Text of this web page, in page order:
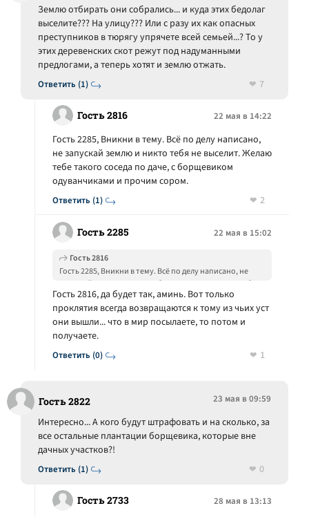
Ответить (1)
Землю отбирать они собрались... и куда этих бедолаг
выселите??? На улицу??? Или с разу их как опасных
преступников в тюрягу упрячете всей семьей...? То у
этих деревенских скот режут под надуманными
предлогами, а теперь хотят и землю отжать.
7
Гость 2816 22 мая в 14:22
Ответить (1)
Гость 2285, Вникни в тему. Всё по делу написано,
не запускай землю и никто тебя не выселит. Желаю
тебе такого соседа по даче, с борщевиком
одуванчиками и прочим сором.
2
Гость 2285 22 мая в 15:02
Ответить (0)
Гость 2816
Гость 2285, Вникни в тему. Всё по делу написано, не
запускай землю и никто тебя не выселит. Желаю тебе
такого соседа по даче, с борщевиком одуванчиками и
прочим сором.
Гость 2816, да будет так, аминь. Вот только
проклятия всегда возвращаются к тому из чьих уст
они вышли... что в мир посылаете, то потом и
получаете.
1
Гость 2822 23 мая в 09:59
Ответить (1)
Интересно... А кого будут штрафовать и на сколько, за
все остальные плантации борщевика, которые вне
дачных участков?!
0
Гость 2733 28 мая в 13:13